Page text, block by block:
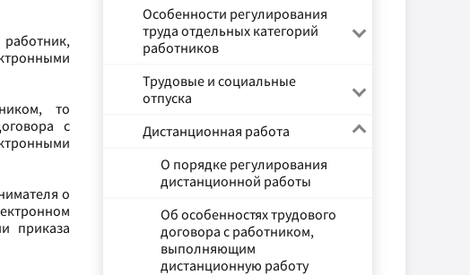
то
с
о
приказа
Особенности регулирования
труда отдельных категорий
работников
Трудовые и социальные
отпуска
Дистанционная работа
О порядке регулирования
дистанционной работы
Об особенностях трудового
договора с работником,
выполняющим
дистанционную работу